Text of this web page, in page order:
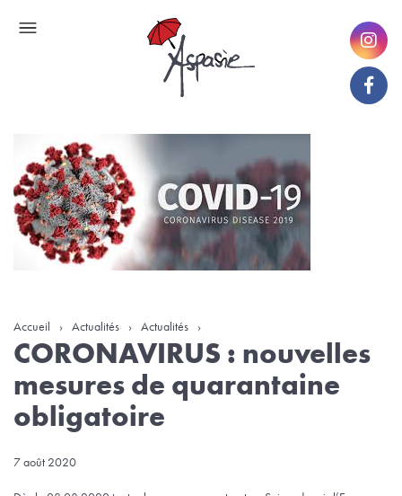
Accueil › Actualités › Actualités ›
CORONAVIRUS : nouvelles
mesures de quarantaine
obligatoire
7 août 2020